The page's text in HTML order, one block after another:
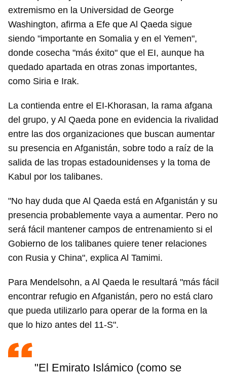
extremismo en la Universidad de George
Washington, afirma a Efe que Al Qaeda sigue
siendo "importante en Somalia y en el Yemen",
donde cosecha "más éxito" que el EI, aunque ha
quedado apartada en otras zonas importantes,
como Siria e Irak.
La contienda entre el EI-Khorasan, la rama afgana
del grupo, y Al Qaeda pone en evidencia la rivalidad
entre las dos organizaciones que buscan aumentar
su presencia en Afganistán, sobre todo a raíz de la
salida de las tropas estadounidenses y la toma de
Kabul por los talibanes.
"No hay duda que Al Qaeda está en Afganistán y su
presencia probablemente vaya a aumentar. Pero no
será fácil mantener campos de entrenamiento si el
Gobierno de los talibanes quiere tener relaciones
con Rusia y China", explica Al Tamimi.
Para Mendelsohn, a Al Qaeda le resultará "más fácil
encontrar refugio en Afganistán, pero no está claro
que pueda utilizarlo para operar de la forma en la
que lo hizo antes del 11-S".
"El Emirato Islámico (como se